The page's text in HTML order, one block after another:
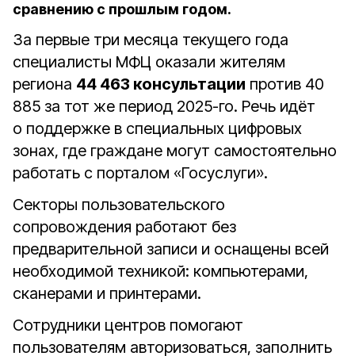
сравнению с прошлым годом.
За первые три месяца текущего года
специалисты МФЦ оказали жителям
региона 44 463 консультации против 40
885 за тот же период 2025-го. Речь идёт
о поддержке в специальных цифровых
зонах, где граждане могут самостоятельно
работать с порталом «Госуслуги».
Секторы пользовательского
сопровождения работают без
предварительной записи и оснащены всей
необходимой техникой: компьютерами,
сканерами и принтерами.
Сотрудники центров помогают
пользователям авторизоваться, заполнить